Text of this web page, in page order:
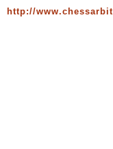
http://